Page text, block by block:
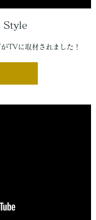
Style
TVに取材されました！